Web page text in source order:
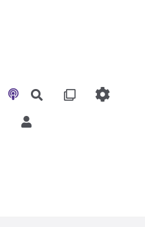
Rechercher